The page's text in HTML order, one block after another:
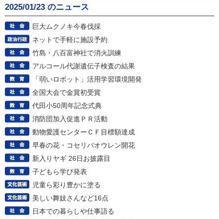
2025/01/23 のニュース
巨大ムクノキ今春伐採
ネットで手軽に施設予約
竹島・八百富神社で消火訓練
アルコール代謝遺伝子検査の結果
「弱いロボット」活用学習環境開発
全国大会で金賞初受賞
代田小50周年記念式典
消防団加入促進ＰＲ活動
動物愛護センターＣＦ目標額達成
早春の花・コセリバオウレン開花
新入りヤギ 26日お披露目
子どもら学び発表
児童ら彩り豊かに塗る
美しい舞妓さんなど16点
日本での暮らしや仕事語る